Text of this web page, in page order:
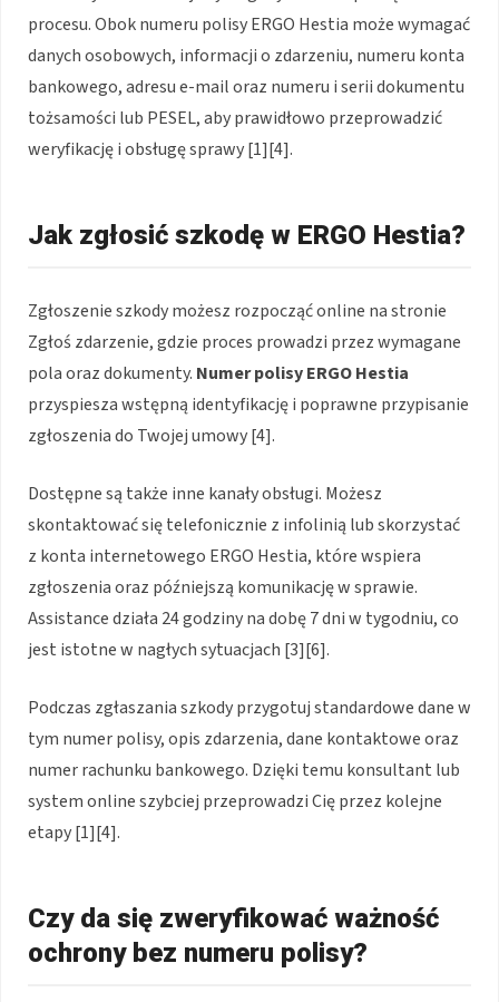
procesu. Obok numeru polisy ERGO Hestia może wymagać
danych osobowych, informacji o zdarzeniu, numeru konta
bankowego, adresu e-mail oraz numeru i serii dokumentu
tożsamości lub PESEL, aby prawidłowo przeprowadzić
weryfikację i obsługę sprawy [1][4].
Jak zgłosić szkodę w ERGO Hestia?
Zgłoszenie szkody możesz rozpocząć online na stronie
Zgłoś zdarzenie, gdzie proces prowadzi przez wymagane
pola oraz dokumenty. Numer polisy ERGO Hestia
przyspiesza wstępną identyfikację i poprawne przypisanie
zgłoszenia do Twojej umowy [4].
Dostępne są także inne kanały obsługi. Możesz
skontaktować się telefonicznie z infolinią lub skorzystać
z konta internetowego ERGO Hestia, które wspiera
zgłoszenia oraz późniejszą komunikację w sprawie.
Assistance działa 24 godziny na dobę 7 dni w tygodniu, co
jest istotne w nagłych sytuacjach [3][6].
Podczas zgłaszania szkody przygotuj standardowe dane w
tym numer polisy, opis zdarzenia, dane kontaktowe oraz
numer rachunku bankowego. Dzięki temu konsultant lub
system online szybciej przeprowadzi Cię przez kolejne
etapy [1][4].
Czy da się zweryfikować ważność
ochrony bez numeru polisy?